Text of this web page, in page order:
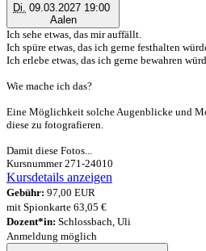
Di. 09.03.2027 19:00
Aalen
Ich sehe etwas, das mir auffällt.
Ich spüre etwas, das ich gerne festhalten
Ich erlebe etwas, das ich gerne bewahren
Wie mache ich das?
Eine Möglichkeit solche Augenblicke und
diese zu fotografieren.
Damit diese Fotos...
Kursnummer 271-24010
Kursdetails anzeigen
Gebühr: 97,00 EUR
mit Spionkarte 63,05 €
Dozent*in: Schlossbach, Uli
Anmeldung möglich